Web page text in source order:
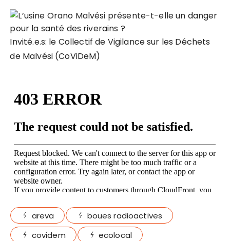
Invité.e.s: le Collectif de Vigilance sur les Déchets
de Malvési (CoViDeM)
areva
boues radioactives
covidem
ecolocal